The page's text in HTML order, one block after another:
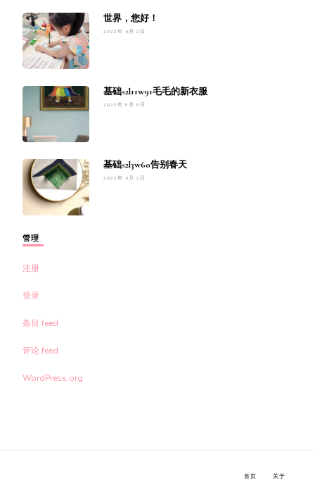
世界，您好！
2022年 9月 2日
基础s2l11w91毛毛的新衣服
2023年 5月 5日
基础s2l3w60告别春天
2022年 9月 2日
管理
注册
登录
条目 feed
评论 feed
WordPress.org
首页 关于